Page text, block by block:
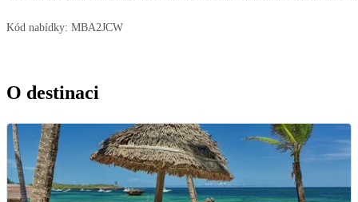
Kód nabídky: MBA2JCW
O destinaci